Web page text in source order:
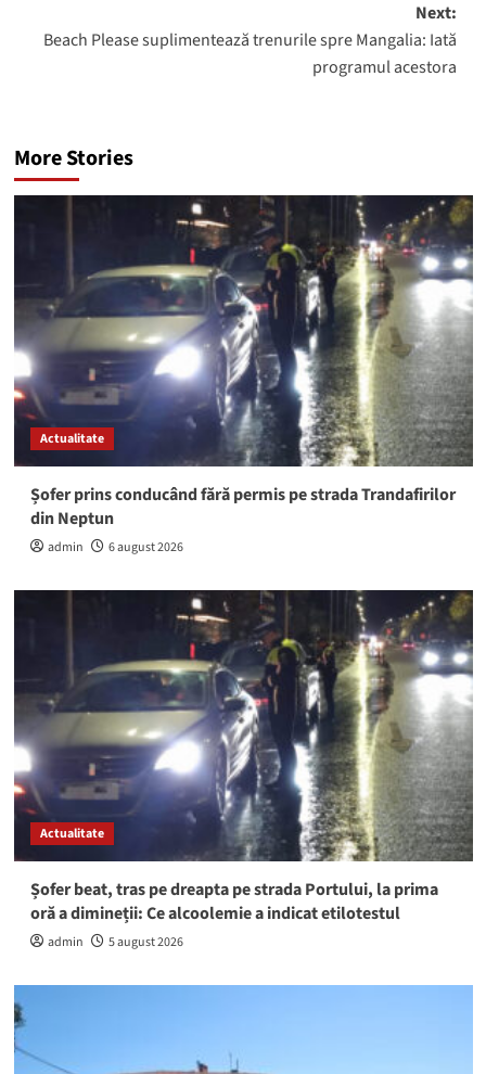
Next:
Beach Please suplimentează trenurile spre Mangalia: Iată
programul acestora
More Stories
Actualitate
Șofer prins conducând fără permis pe strada Trandafirilor
din Neptun
admin 6 august 2026
Actualitate
Șofer beat, tras pe dreapta pe strada Portului, la prima
oră a dimineții: Ce alcoolemie a indicat etilotestul
admin 5 august 2026